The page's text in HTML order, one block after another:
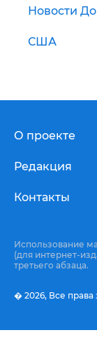
Новости
США
О проекте
Редакция
Контакты
Использование
(для интернет-
третьего абзаца.
� 2026, Все